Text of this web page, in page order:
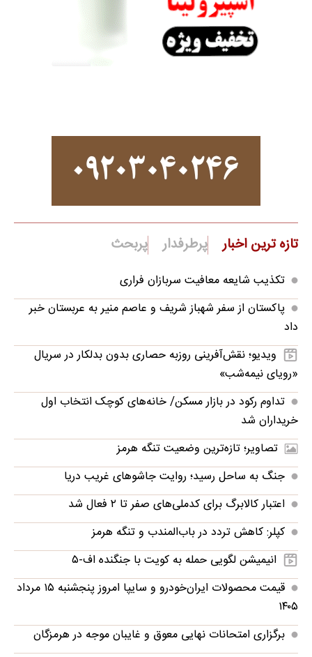
تازه ترین اخبار پرطرفدار پربحث
تکذیب شایعه معافیت سربازان فراری
پاکستان از سفر شهباز شریف و عاصم منیر به عربستان خبر
داد
ویدیو؛ نقش‌آفرینی روزبه حصاری بدون بدلکار در سریال
«رویای نیمه‌شب»
تداوم رکود در بازار مسکن/ خانه‌های کوچک انتخاب اول
خریداران شد
تصاویر؛ تازه‌ترین وضعیت تنگه هرمز
جنگ به ساحل رسید؛ روایت جاشوهای غریب دریا
اعتبار کالابرگ برای کدملی‌های صفر تا ۲ فعال شد
کپلر: کاهش تردد در باب‌المندب و تنگه هرمز
انیمیشن لگویی حمله به کویت با جنگنده اف-۵
قیمت محصولات ایران‌خودرو و سایپا امروز پنجشنبه ۱۵ مرداد
۱۴۰۵
برگزاری امتحانات نهایی معوق و غایبان موجه در هرمزگان